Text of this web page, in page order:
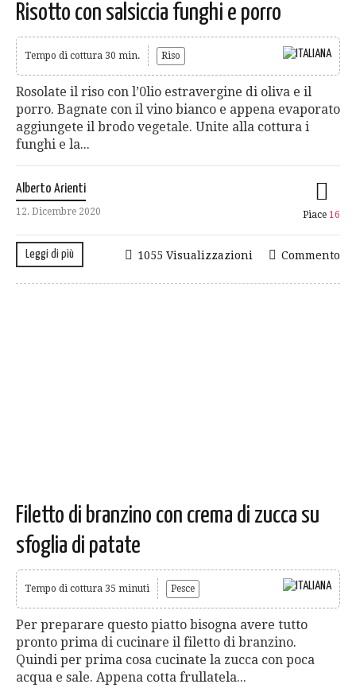
Risotto con salsiccia funghi e porro
Tempo di cottura 30 min. Riso
Rosolate il riso con l’0lio estravergine di oliva e il
porro. Bagnate con il vino bianco e appena evaporato
aggiungete il brodo vegetale. Unite alla cottura i
funghi e la...
Alberto Arienti
12. Dicembre 2020 Piace 16
Leggi di più Commento
1055 Visualizzazioni
Filetto di branzino con crema di zucca su
sfoglia di patate
Tempo di cottura 35 minuti Pesce
Per preparare questo piatto bisogna avere tutto
pronto prima di cucinare il filetto di branzino.
Quindi per prima cosa cucinate la zucca con poca
acqua e sale. Appena cotta frullatela...